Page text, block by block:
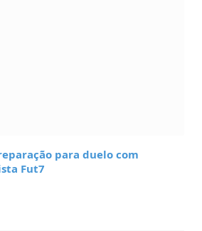
para duelo com
Fut7